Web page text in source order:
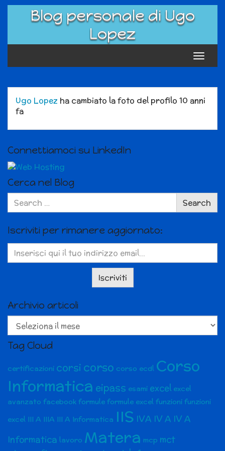
Skip
Blog personale di Ugo
Lopez
Toggle
Ugo Lopez ha cambiato la foto del profilo 10 anni
fa
Connettiamoci su LinkedIn
Cerca nel Blog
Search
for:
Search
Iscriviti per rimanere aggiornato:
Archivio articoli
Archivio
articoli
Tag Cloud
certificazioni corsi corso corso ecdl Corso
Informatica eipass esami excel excel
avanzato facebook formule formule excel funzioni funzioni
excel III A IIIA III A Informatica IIS IVA IV A IV A
Informatica lavoro Matera mcp mct